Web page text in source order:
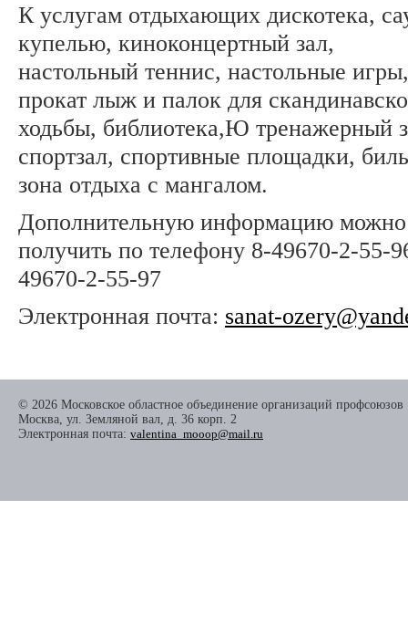
К услугам отдыхающих дискотека,
купелью, киноконцертный зал,
настольный теннис, настольные игры,
прокат лыж и палок для
ходьбы, библиотека,Ю тренажерный
спортзал, спортивные площадки,
зона отдыха с мангалом.
Дополнительную информацию можно
получить по телефону 8-49670-2-55-
49670-2-55-97
Электронная почта: sanat-
© 2026 Московское областное объединение организаций профсоюзов
Москва, ул. Земляной вал, д. 36 корп. 2
Электронная почта: valentina_mooop@mail.ru